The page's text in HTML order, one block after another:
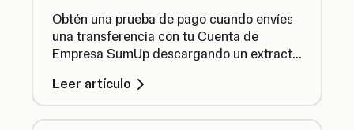
Obtén una prueba de pago cuando envíes
una transferencia con tu Cuenta de
Empresa SumUp descargando un extracto
Leer artículo